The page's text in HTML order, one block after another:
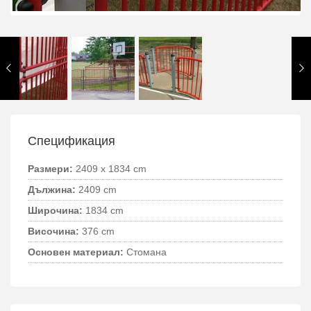
Спецификация
Размери: 2409 x 1834 cm
Дължина: 2409 cm
Широчина: 1834 cm
Височина: 376 cm
Основен материал: Стомана